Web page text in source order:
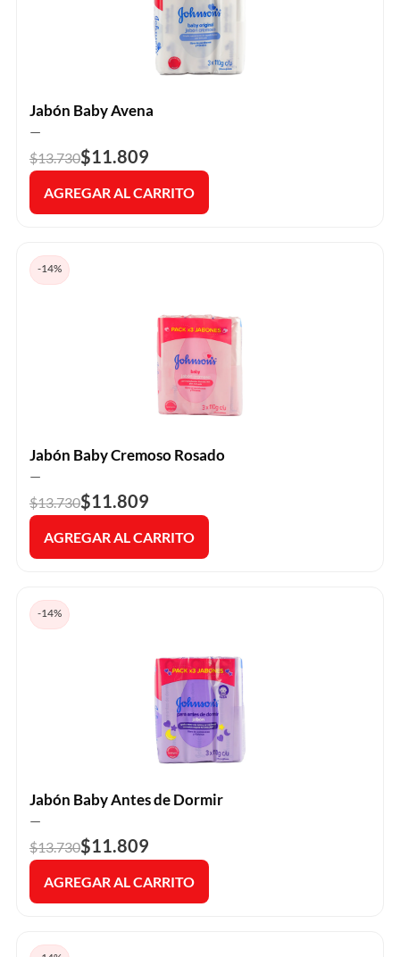
Jabón Baby Avena
—
$13.730$11.809
AGREGAR AL CARRITO
-14%
Jabón Baby Cremoso Rosado
—
$13.730$11.809
AGREGAR AL CARRITO
-14%
Jabón Baby Antes de Dormir
—
$13.730$11.809
AGREGAR AL CARRITO